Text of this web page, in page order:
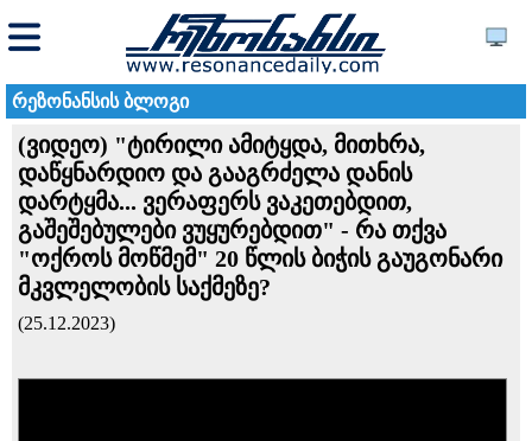
რეზონანსის ბლოგი
(ვიდეო) "ტირილი ამიტყდა, მითხრა,
დაწყნარდიო და გააგრძელა დანის
დარტყმა... ვერაფერს ვაკეთებდით,
გაშეშებულები ვუყურებდით" - რა თქვა
"ოქროს მოწმემ" 20 წლის ბიჭის გაუგონარი
მკვლელობის საქმეზე?
(25.12.2023)